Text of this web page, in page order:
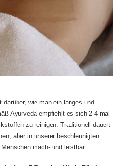
wie man ein langes und
Ayurveda empfiehlt es sich 2-4 mal
zu reinigen. Traditionell dauert
aber in unserer beschleunigten
mach- und leistbar.